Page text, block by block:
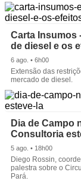
Carta Insumos
de diesel e os
6 ago. • 6h00
Extensão das
mercado de diesel.
Dia de Campo
Consultoria
5 ago. • 18h00
Diego Rossin,
palestra sobre o
Pará.